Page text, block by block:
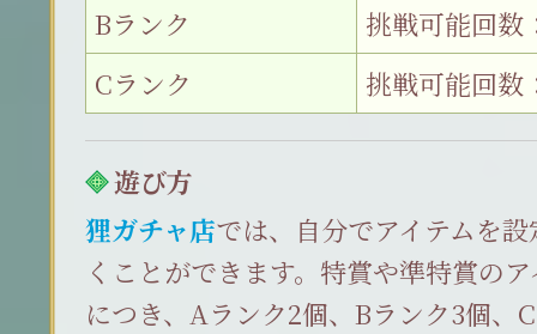
Bランク
挑戦可能回数
Cランク
挑戦可能回数
遊び方
狸ガチャ店では、自分でアイテムを
くことができます。特賞や準特賞の
につき、Aランク2個、Bランク3個、